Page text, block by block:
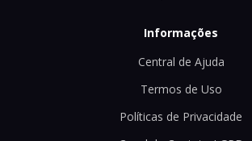
Informações
Central de Ajuda
Termos de Uso
Políticas de Privacidade